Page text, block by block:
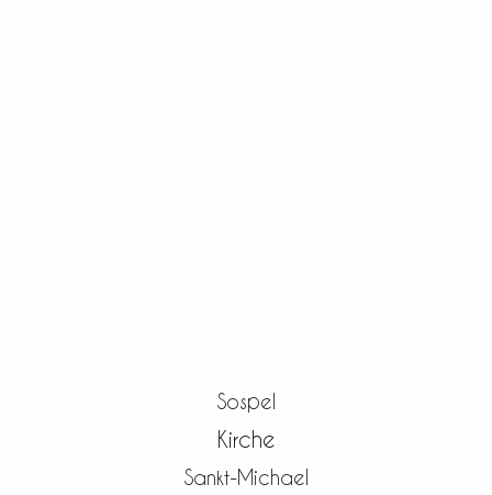
Sospel
Kirche
Sankt-Michael